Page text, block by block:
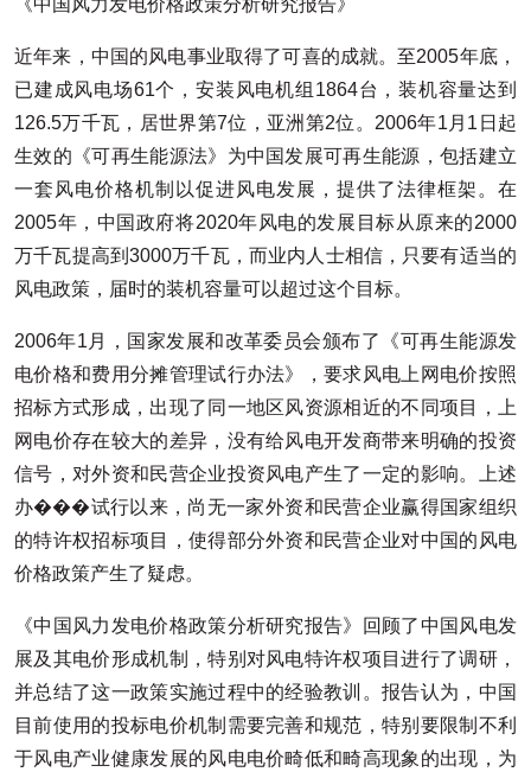
《中国风力发电价格政策分析研究报告》
近年来，中国的风电事业取得了可喜的成就。至2005年底，
已建成风电场61个，安装风电机组1864台，装机容量达到
126.5万千瓦，居世界第7位，亚洲第2位。2006年1月1日起
生效的《可再生能源法》为中国发展可再生能源，包括建立
一套风电价格机制以促进风电发展，提供了法律框架。在
2005年，中国政府将2020年风电的发展目标从原来的2000
万千瓦提高到3000万千瓦，而业内人士相信，只要有适当的
风电政策，届时的装机容量可以超过这个目标。
2006年1月，国家发展和改革委员会颁布了《可再生能源发
电价格和费用分摊管理试行办法》，要求风电上网电价按照
招标方式形成，出现了同一地区风资源相近的不同项目，上
网电价存在较大的差异，没有给风电开发商带来明确的投资
信号，对外资和民营企业投资风电产生了一定的影响。上述
办���试行以来，尚无一家外资和民营企业赢得国家组织
的特许权招标项目，使得部分外资和民营企业对中国的风电
价格政策产生了疑虑。
《中国风力发电价格政策分析研究报告》回顾了中国风电发
展及其电价形成机制，特别对风电特许权项目进行了调研，
并总结了这一政策实施过程中的经验教训。报告认为，中国
目前使用的投标电价机制需要完善和规范，特别要限制不利
于风电产业健康发展的风电电价畸低和畸高现象的出现，为